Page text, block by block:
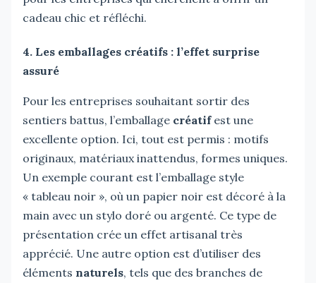
cadeau chic et réfléchi.
4. Les emballages créatifs : l’effet surprise
assuré
Pour les entreprises souhaitant sortir des
sentiers battus, l’emballage créatifest une
excellente option. Ici, tout est permis : motifs
originaux, matériaux inattendus, formes uniques.
Un exemple courant est l’emballage style
« tableau noir », où un papier noir est décoré à la
main avec un stylo doré ou argenté. Ce type de
présentation crée un effet artisanal très
apprécié. Une autre option est d’utiliser des
éléments naturels, tels que des branches de